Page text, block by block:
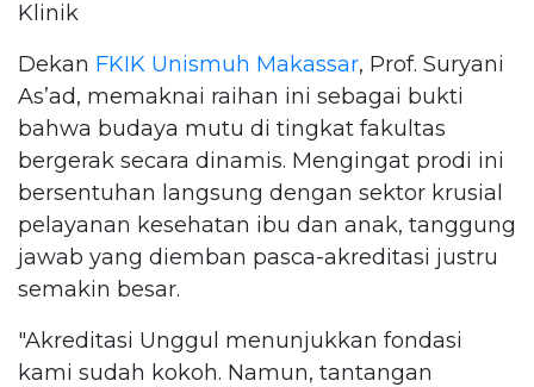
Klinik
Dekan FKIK Unismuh Makassar, Prof. Suryani
As’ad, memaknai raihan ini sebagai bukti
bahwa budaya mutu di tingkat fakultas
bergerak secara dinamis. Mengingat prodi ini
bersentuhan langsung dengan sektor krusial
pelayanan kesehatan ibu dan anak, tanggung
jawab yang diemban pasca-akreditasi justru
semakin besar.
"Akreditasi Unggul menunjukkan fondasi
kami sudah kokoh. Namun, tantangan